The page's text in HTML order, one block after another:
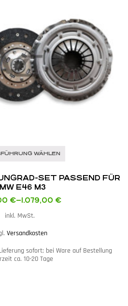
WÄHLEN
SET PASSEND FÜR
E46 M3
€–1.079,00 €
inkl. MwSt.
Versandkosten
sofort; bei Ware auf Bestellung
ca. 10-20 Tage